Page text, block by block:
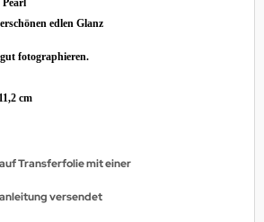
edlen Glanz
fotographieren.
cm
Transferfolie mit einer
versendet